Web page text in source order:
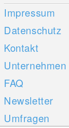
Impressum
Datenschutz
Kontakt
Unternehmen
FAQ
Newsletter
Umfragen